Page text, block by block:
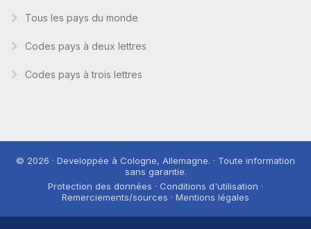
Tous les pays du monde
Codes pays à deux lettres
Codes pays à trois lettres
© 2026 · Developpée à Cologne, Allemagne. · Toute information
sans garantie.
Protection des données · Conditions d'utilisation ·
Remerciements/sources · Mentions légales